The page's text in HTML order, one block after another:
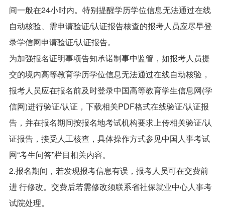
间一般在24小时内。特别提醒学历学位信息无法通过在线
自动核验、需申请验证/认证报告核查的报考人员应尽早登
录学信网申请验证/认证报告。
为加强报名证明事项告知承诺制事中监管，如报考人员提
交的境内高等教育学历学位信息无法通过在线自动核验，
报考人员应在报名前及时登录中国高等教育学生信息网(学
信网)进行验证/认证，下载相关PDF格式在线验证/认证报
告，并在报名期间按报名地考试机构要求上传相关验证/认
证报告，接受人工核查，具体操作方式参见中国人事考试
网“考生问答”栏目相关内容。
2.报名期间，若发现报考信息有误，报考人员可在交费前
进 行修改。交费后若需修改须联系省社保就业中心人事考
试院处理。